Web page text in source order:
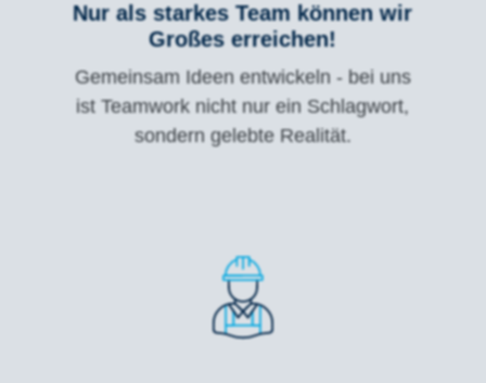
Nur als starkes Team können wir
Großes erreichen!
Gemeinsam Ideen entwickeln - bei uns
ist Teamwork nicht nur ein Schlagwort,
sondern gelebte Realität.